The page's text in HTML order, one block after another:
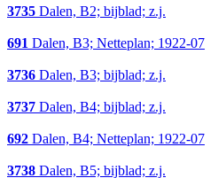
3735 Dalen, B2; bijblad; z.j.
691 Dalen, B3; Netteplan; 1922-07
3736 Dalen, B3; bijblad; z.j.
3737 Dalen, B4; bijblad; z.j.
692 Dalen, B4; Netteplan; 1922-07
3738 Dalen, B5; bijblad; z.j.